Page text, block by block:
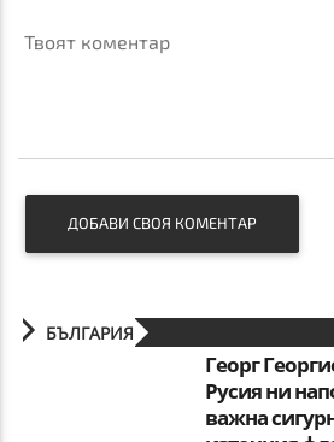
Твоят коментар
ДОБАВИ СВОЯ КОМЕНТАР
БЪЛГАРИЯ
Георг
Русия ни
важна